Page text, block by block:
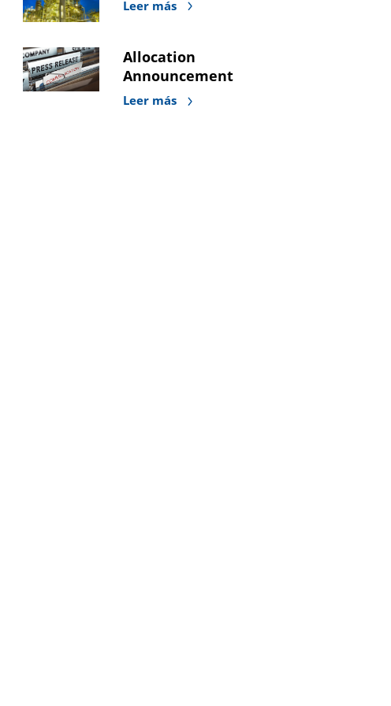
Leer más
Allocation
Announcement
Leer más